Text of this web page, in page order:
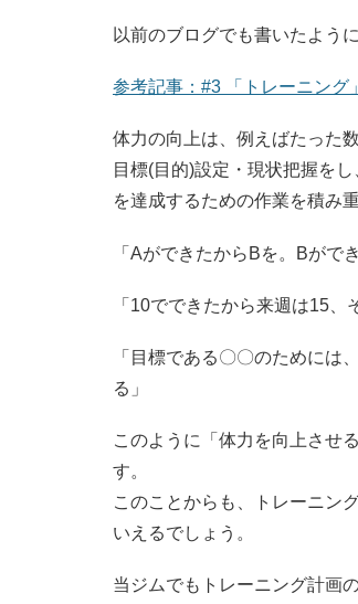
以前のブログでも書いたよう
参考記事：#3 「トレーニング
体力の向上は、例えばたった
目標(目的)設定・現状把握を
を達成するための作業を積み
「AができたからBを。Bがで
「10でできたから来週は15、
「目標である〇〇のために
る」
このように「体力を向上させ
す。
このことからも、トレーニン
いえるでしょう。
当ジムでもトレーニング計画